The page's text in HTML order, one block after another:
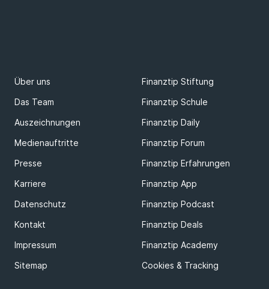
Über uns
Finanztip Stiftung
Das Team
Finanztip Schule
Auszeichnungen
Finanztip Daily
Medienauftritte
Finanztip Forum
Presse
Finanztip Erfahrungen
Karriere
Finanztip App
Datenschutz
Finanztip Podcast
Kontakt
Finanztip Deals
Impressum
Finanztip Academy
Sitemap
Cookies & Tracking